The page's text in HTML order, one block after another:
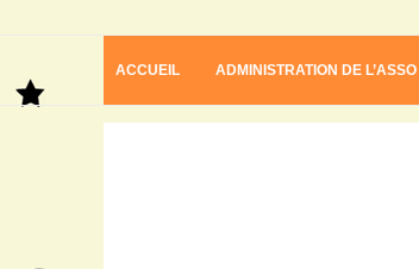
ACCUEIL ADMINISTRATION DE L’ASSO